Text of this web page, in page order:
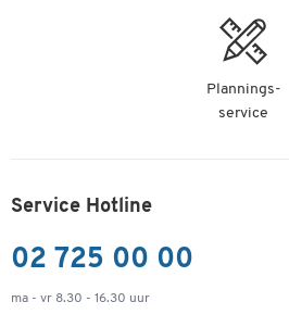
Plannings-
service
Service Hotline
02 725 00 00
ma - vr 8.30 - 16.30 uur